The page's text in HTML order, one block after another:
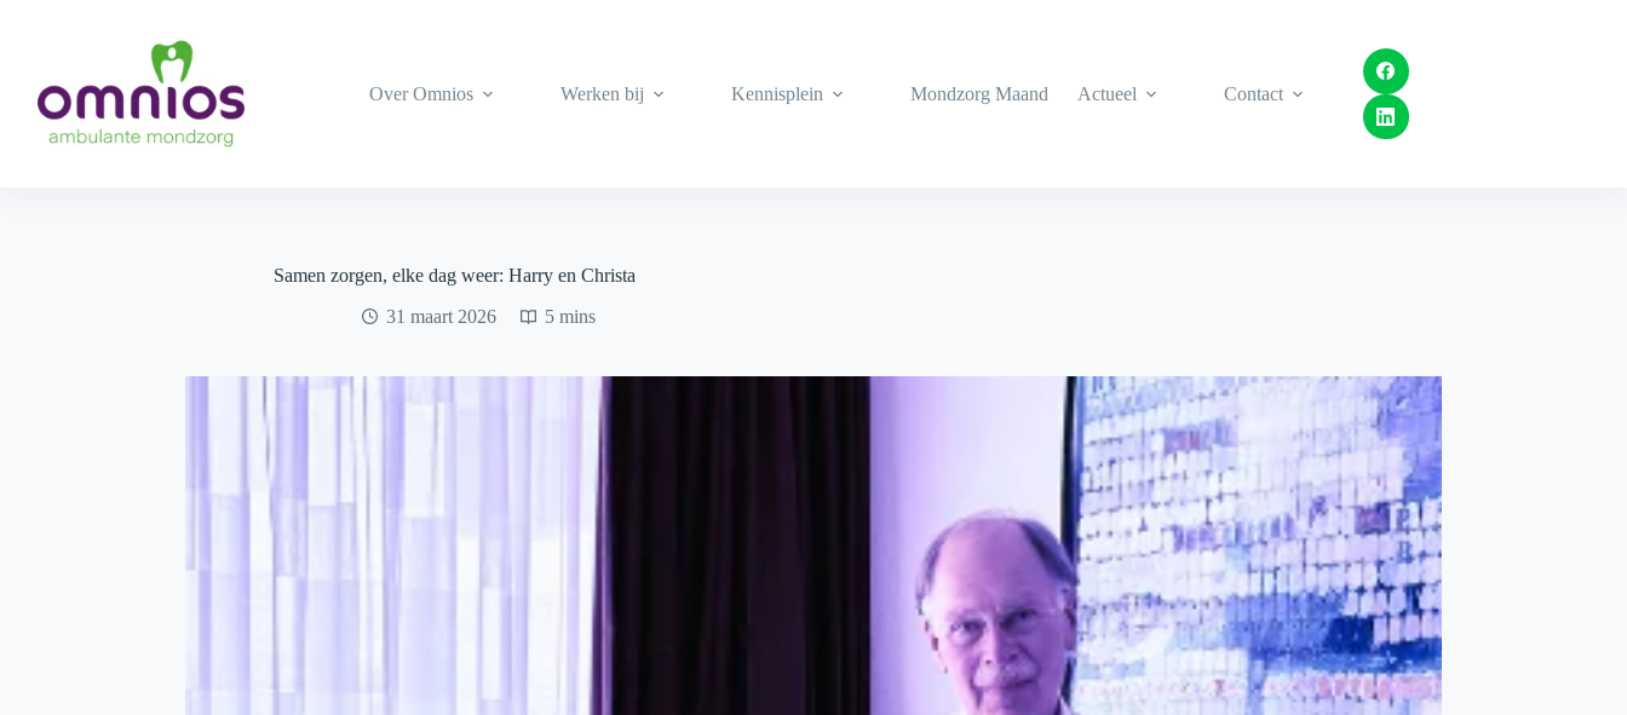
Over Omnios
Werken bij Kennisplein Mondzorg Maand Actueel Contact
Samen zorgen, elke dag weer: Harry en Christa
31 maart 2026
5 mins